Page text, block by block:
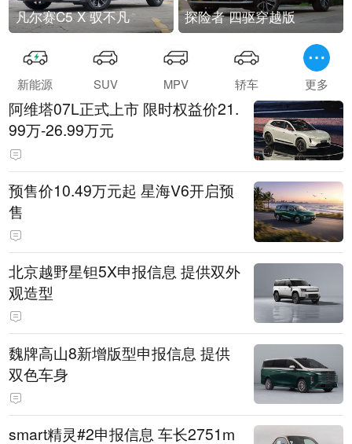
凡尔赛C5 X 驭不凡 探险者 四驱穿越版
新能源 SUV MPV 轿车 更多
阿维塔07L正式上市 限时权益价21.
99万-26.99万元
预售价10.49万元起 星海V6开启预
售
北京越野星钽5X申报信息 提供双外
观造型
魏牌高山8新增版型申报信息 提供
双色车身
smart精灵#2申报信息 车长2751m